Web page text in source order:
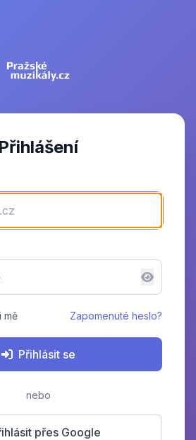
Přihlášení
mě Zapomenuté heslo?
Přihlásit se
nebo
přes Google